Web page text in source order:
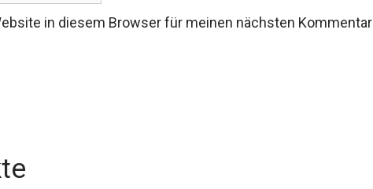
in diesem Browser für meinen nächsten Kommentar